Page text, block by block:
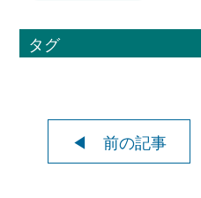
タグ
◀ 前の記事